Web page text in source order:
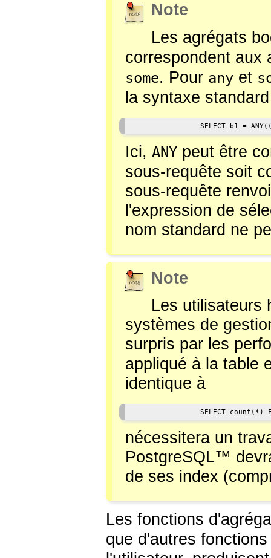
Note
Les agrégats
correspondent aux
some. Pour anyet
la syntaxe
SELECT b1 =
Ici, ANYpeut être
sous-requête soit
sous-requête
l'expression de
nom standard ne
Note
Les utilisateurs
systèmes de
surpris par les
appliqué à la table
identique à
SELECT count(*)
nécessitera un
PostgreSQL™
de ses index
Les fonctions
que d'autres